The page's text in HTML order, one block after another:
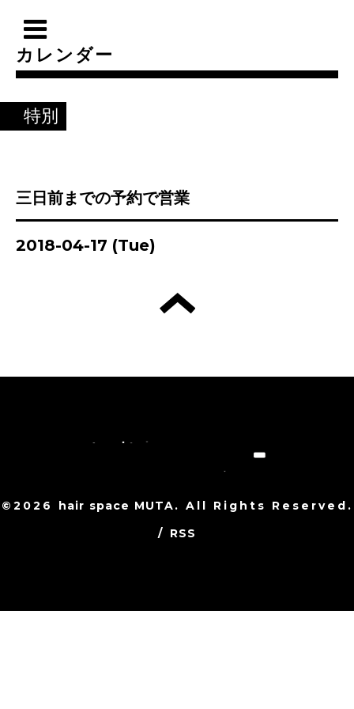
カレンダー
特別
三日前までの予約で営業
2018-04-17 (Tue)
©2026 hair space MUTA. All Rights Reserved.
/ RSS